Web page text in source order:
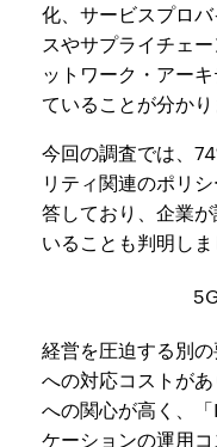
化、サービスプロ
スやサプライチェ
ットワーク・アー
ていることが分かり
今回の調査では、
リティ関連のポリ
答しており、企業
いることも判明しま
経営を圧迫する別
への対応コストが
への関心が高く、
ケーションの運用